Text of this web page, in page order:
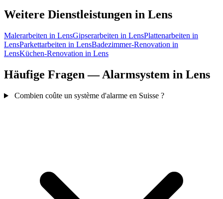
Weitere Dienstleistungen in Lens
Malerarbeiten in LensGipserarbeiten in LensPlattenarbeiten in
LensParkettarbeiten in LensBadezimmer-Renovation in
LensKüchen-Renovation in Lens
Häufige Fragen — Alarmsystem in Lens
Combien coûte un système d'alarme en Suisse ?